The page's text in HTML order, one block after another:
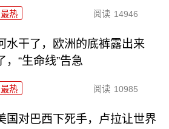
最热 阅读 14946
水干了，欧洲的底裤露出来
，“生命线”告急
最热 阅读 10985
国对巴西下死手，卢拉让世界